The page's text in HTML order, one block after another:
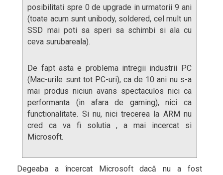
posibilitati spre 0 de upgrade in urmatorii 9 ani
(toate acum sunt unibody, soldered, cel mult un
SSD mai poti sa speri sa schimbi si ala cu
ceva surubareala).
De fapt asta e problema intregii industrii PC
(Mac-urile sunt tot PC-uri), ca de 10 ani nu s-a
mai produs niciun avans spectaculos nici ca
performanta (in afara de gaming), nici ca
functionalitate. Si nu, nici trecerea la ARM nu
cred ca va fi solutia , a mai incercat si
Microsoft.
Degeaba a încercat Microsoft dacă nu a fost